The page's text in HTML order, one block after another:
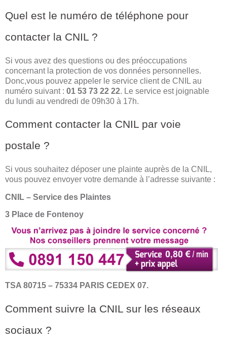
Quel est le numéro de téléphone pour
contacter la CNIL ?
Si vous avez des questions ou des préoccupations
concernant la protection de vos données personnelles.
Donc,vous pouvez appeler le service client de CNIL au
numéro suivant : 01 53 73 22 22. Le service est joignable
du lundi au vendredi de 09h30 à 17h.
Comment contacter la CNIL par voie
postale ?
Si vous souhaitez déposer une plainte auprès de la CNIL,
vous pouvez envoyer votre demande à l’adresse suivante :
CNIL – Service des Plaintes
3 Place de Fontenoy
TSA 80715 – 75334 PARIS CEDEX 07.
Comment suivre la CNIL sur les réseaux
sociaux ?